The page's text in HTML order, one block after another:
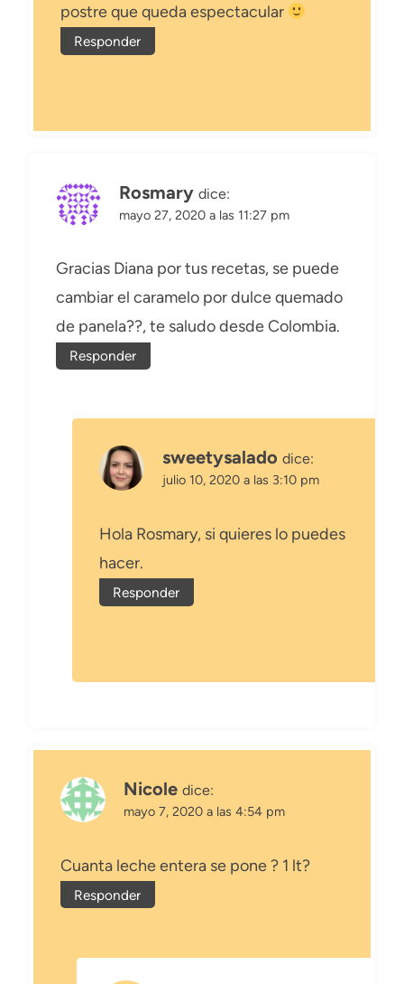
postre que queda espectacular
Responder
Rosmary dice:
mayo 27, 2020 a las 11:27 pm
Gracias Diana por tus recetas, se puede
cambiar el caramelo por dulce quemado
de panela??, te saludo desde Colombia.
Responder
sweetysalado dice:
julio 10, 2020 a las 3:10 pm
Hola Rosmary, si quieres lo puedes
hacer.
Responder
Nicole dice:
mayo 7, 2020 a las 4:54 pm
Cuanta leche entera se pone ? 1 lt?
Responder